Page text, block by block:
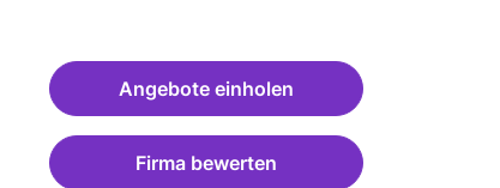
Angebote einholen
Firma bewerten